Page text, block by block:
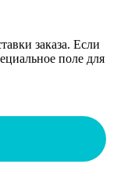
заказа. Если
поле для